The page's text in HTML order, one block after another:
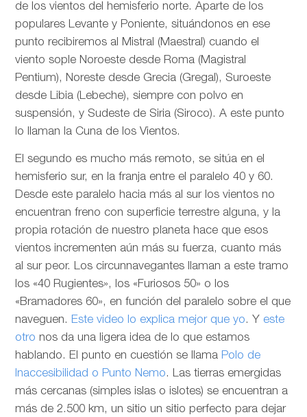
de los vientos del hemisferio norte. Aparte de los
populares Levante y Poniente, situándonos en ese
punto recibiremos al Mistral (Maestral) cuando el
viento sople Noroeste desde Roma (Magistral
Pentium), Noreste desde Grecia (Gregal), Suroeste
desde Libia (Lebeche), siempre con polvo en
suspensión, y Sudeste de Siria (Siroco). A este punto
lo llaman la Cuna de los Vientos.
El segundo es mucho más remoto, se sitúa en el
hemisferio sur, en la franja entre el paralelo 40 y 60.
Desde este paralelo hacia más al sur los vientos no
encuentran freno con superficie terrestre alguna, y la
propia rotación de nuestro planeta hace que esos
vientos incrementen aún más su fuerza, cuanto más
al sur peor. Los circunnavegantes llaman a este tramo
los «40 Rugientes», los «Furiosos 50» o los
«Bramadores 60», en función del paralelo sobre el que
naveguen. Este video lo explica mejor que yo. Y este
otro nos da una ligera idea de lo que estamos
hablando. El punto en cuestión se llama Polo de
Inaccesibilidad o Punto Nemo. Las tierras emergidas
más cercanas (simples islas o islotes) se encuentran a
más de 2.500 km, un sitio un sitio perfecto para dejar